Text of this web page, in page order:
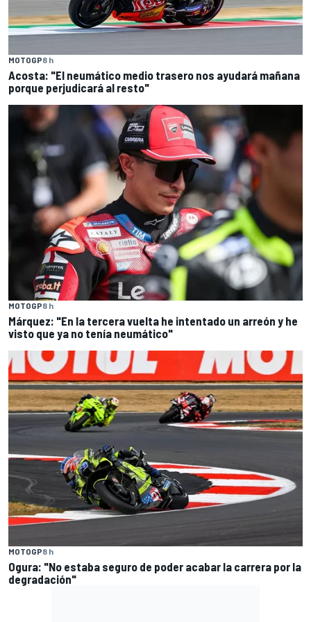
MOTOGP8 h
Acosta: "El neumático medio trasero nos ayudará mañana
porque perjudicará al resto"
MOTOGP8 h
Márquez: "En la tercera vuelta he intentado un arreón y he
visto que ya no tenía neumático"
MOTOGP8 h
Ogura: "No estaba seguro de poder acabar la carrera por la
degradación"